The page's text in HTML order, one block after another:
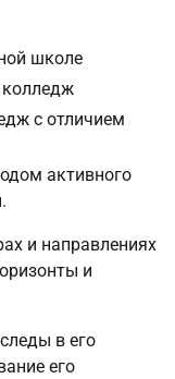
школе
с отличием
активного
и направлениях
и
в его
его